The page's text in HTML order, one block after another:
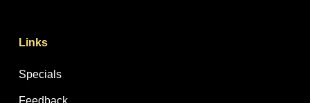
Links
Specials
Feedback